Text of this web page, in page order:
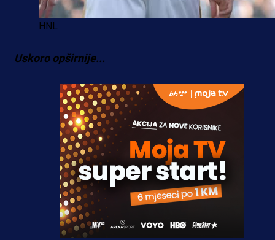
HNL
Uskoro opširnije...